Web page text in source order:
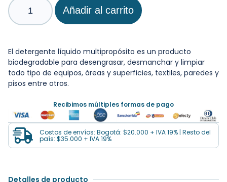
Añadir al carrito
El detergente líquido multipropósito es un producto
biodegradable para desengrasar, desmanchar y limpiar
todo tipo de equipos, áreas y superficies, textiles, paredes y
pisos entre otros.
Recibimos múltiples formas de pago
Costos de envíos: Bogotá: $20.000 + IVA 19% | Resto del
país: $35.000 + IVA 19%
Detalles de producto